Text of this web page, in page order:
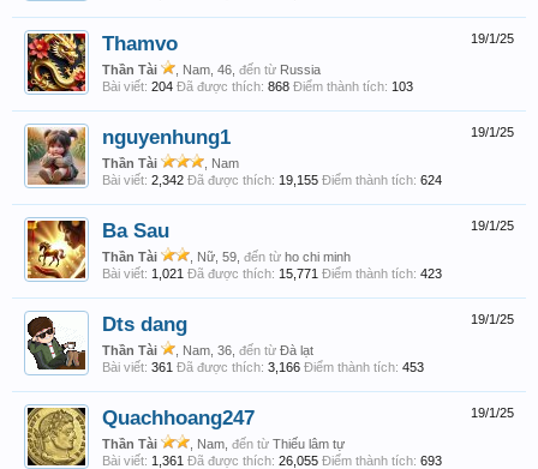
19/1/25
Thamvo
Thần Tài , Nam, 46, đến từ Russia
Bài viết: 204 Đã được thích: 868 Điểm thành tích: 103
19/1/25
nguyenhung1
Thần Tài
, Nam
Bài viết: 2,342 Đã được thích: 19,155 Điểm thành tích: 624
19/1/25
Ba Sau
Thần Tài , Nữ, 59, đến từ ho chi minh
Bài viết: 1,021 Đã được thích: 15,771 Điểm thành tích: 423
19/1/25
Dts dang
Thần Tài , Nam, 36, đến từ Đà lạt
Bài viết: 361 Đã được thích: 3,166 Điểm thành tích: 453
19/1/25
Quachhoang247
Thần Tài , Nam, đến từ Thiếu lâm tự
Bài viết: 1,361 Đã được thích: 26,055 Điểm thành tích: 693